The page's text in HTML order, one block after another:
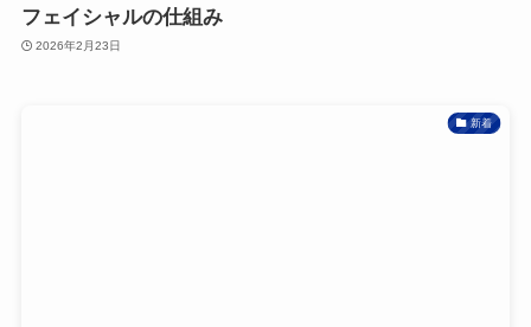
フェイシャルの仕組み
2026年2月23日
新着